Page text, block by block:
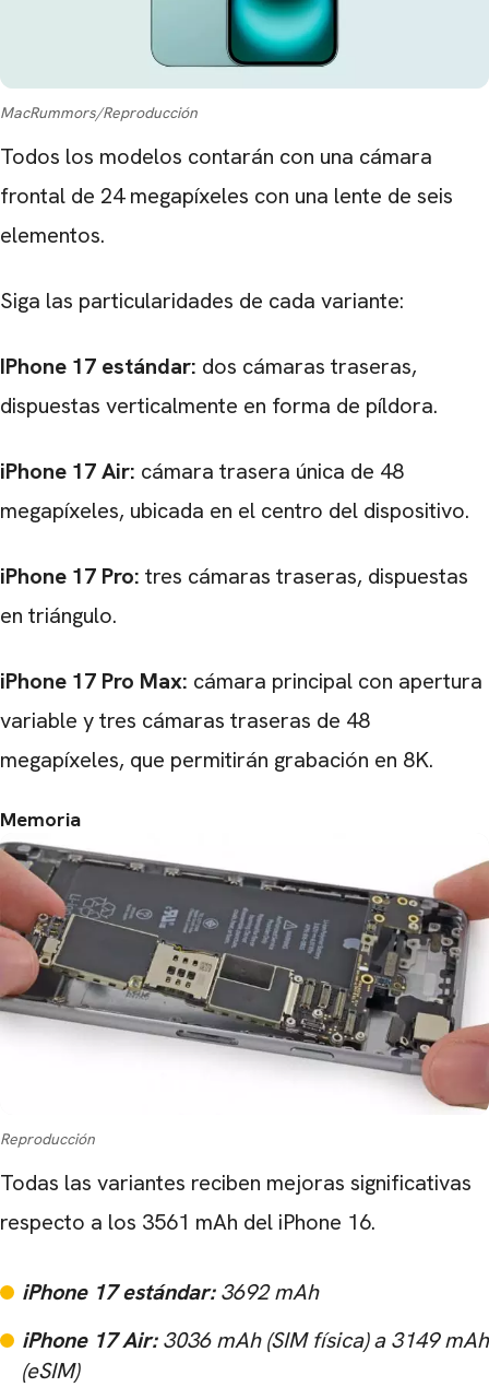
MacRummors/Reproducción
Todos los modelos contarán con una cámara
frontal de 24 megapíxeles con una lente de seis
elementos.
Siga las particularidades de cada variante:
IPhone 17 estándar: dos cámaras traseras,
dispuestas verticalmente en forma de píldora.
iPhone 17 Air: cámara trasera única de 48
megapíxeles, ubicada en el centro del dispositivo.
iPhone 17 Pro: tres cámaras traseras, dispuestas
en triángulo.
iPhone 17 Pro Max: cámara principal con apertura
variable y tres cámaras traseras de 48
megapíxeles, que permitirán grabación en 8K.
Memoria
Reproducción
Todas las variantes reciben mejoras significativas
respecto a los 3561 mAh del iPhone 16.
iPhone 17 estándar:3692 mAh
iPhone 17 Air:3036 mAh (SIM física) a 3149 mAh
(eSIM)
CARREGANDO PUBLICIDADE